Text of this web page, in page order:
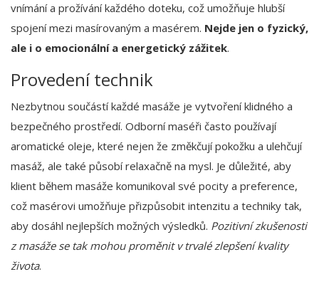
vnímání a prožívání každého doteku, což umožňuje hlubší
spojení mezi masírovaným a masérem. Nejde jen o fyzický,
ale i o emocionální a energetický zážitek.
Provedení technik
Nezbytnou součástí každé masáže je vytvoření klidného a
bezpečného prostředí. Odborní maséři často používají
aromatické oleje, které nejen že změkčují pokožku a ulehčují
masáž, ale také působí relaxačně na mysl. Je důležité, aby
klient během masáže komunikoval své pocity a preference,
což masérovi umožňuje přizpůsobit intenzitu a techniky tak,
aby dosáhl nejlepších možných výsledků. Pozitivní zkušenosti
z masáže se tak mohou proměnit v trvalé zlepšení kvality
života.